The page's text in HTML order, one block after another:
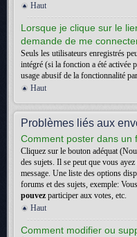
Haut
Lorsque je clique sur le
demande de me
Seuls les utilisateurs enregistrés
intégré (si la fonction a été activée
usage abusif de la fonctionnalité
Haut
Problèmes liés aux
Comment poster dans un
Cliquez sur le bouton adéquat
des sujets. Il se peut que vous
message. Une liste des options
forums et des sujets, exemple: Vous
pouvez participer aux votes, etc.
Haut
Comment modifier ou